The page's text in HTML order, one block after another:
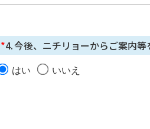
*4.今後、ニチリョーからご案内
はい いいえ